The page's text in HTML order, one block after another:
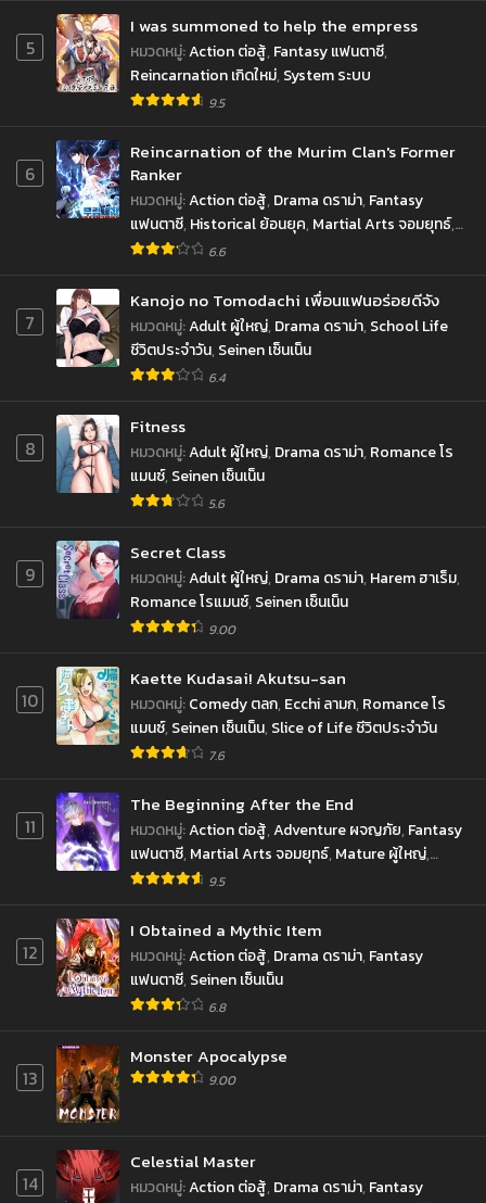
ตอนที่ 148
กุมภาพันธ์ 24, 2023 กุมภาพันธ์ 12, 2023
ตอนที่ 146 ตอนที่ 145
ตอนที่ 144
มกราคม 15, 2023
ตอนที่ 143
ตอนที่ 142 ตอนที่ 141
ธันวาคม 10, 2022
ตอนที่ 140
ธันวาคม 3, 2022
ตอนที่ 139
พฤศจิกายน 27, 2022
ตอนที่ 138 ตอนที่ 137
ตอนที่ 136
ตุลาคม 13, 2022 ตุลาคม 11, 2022
ตอนที่ 134
ตอนที่ 132
กันยายน 14, 2022 กันยายน 12, 2022
ตอนที่ 128
สิงหาคม 31, 2022
ตอนที่ 127
สิงหาคม 19, 2022
ตอนที่ 124
สิงหาคม 11, 2022
ตอนที่ 123
สิงหาคม 11, 2022
สิงหาคม 9, 2022 สิงหาคม 9, 2022
ตอนที่ 120
สิงหาคม 9, 2022
ตอนที่ 119
ตอนที่ 118
สิงหาคม 7, 2022 สิงหาคม 1, 2022
ตอนที่ 116
สิงหาคม 1, 2022
ตอนที่ 114
สิงหาคม 1, 2022
ตอนที่ 113
กรกฎาคม 31, 2022
5
I was summoned to help the empress
หมวดหมู่:Action ต่อสู้, Fantasy แฟนตาซี,
Reincarnation เกิดใหม่, System ระบบ
9.5
6
Reincarnation of the Murim Clan's Former
Ranker
หมวดหมู่:Action ต่อสู้, Drama ดราม่า, Fantasy
แฟนตาซี, Historical ย้อนยุค, Martial Arts จอมยุทธ์,
Shounen โชเน็น
6.6
7
Kanojo no Tomodachi เพื่อนแฟนอร่อยดีจัง
หมวดหมู่:Adult ผู้ใหญ่, Drama ดราม่า, School Life
ชีวิตประจำวัน, Seinen เซ็นเน็น
6.4
8
Fitness
หมวดหมู่:Adult ผู้ใหญ่, Drama ดราม่า, Romance โร
แมนซ์, Seinen เซ็นเน็น
5.6
9
Secret Class
หมวดหมู่:Adult ผู้ใหญ่, Drama ดราม่า, Harem ฮาเร็ม,
Romance โรแมนซ์, Seinen เซ็นเน็น
9.00
10
Kaette Kudasai! Akutsu-san
หมวดหมู่:Comedy ตลก, Ecchi ลามก, Romance โร
แมนซ์, Seinen เซ็นเน็น, Slice of Life ชีวิตประจำวัน
7.6
11
The Beginning After the End
หมวดหมู่:Action ต่อสู้,Adventure ผจญภัย, Fantasy
แฟนตาซี, Martial Arts จอมยุทธ์, Mature ผู้ใหญ่,
Reincarnation เกิดใหม่
9.5
12
I Obtained a Mythic Item
หมวดหมู่:Action ต่อสู้, Drama ดราม่า, Fantasy
แฟนตาซี, Seinen เซ็นเน็น
6.8
13
Monster Apocalypse
9.00
14
Celestial Master
หมวดหมู่:Action ต่อสู้, Drama ดราม่า, Fantasy